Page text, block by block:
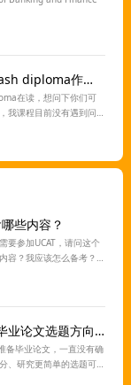
澳洲莫纳什大学monash diploma作业辅导
在读，想问下你们可
我课程目前没有遇到问
些内容？
要参加UCAT，请问这个
容？我应该怎么备考？
伦敦大学学院教育学毕业论文选题方向有推荐吗？
备毕业论文，一直没有确
、研究更简单的选题可